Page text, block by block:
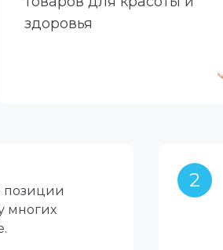
здоровья
позиции
многих
2